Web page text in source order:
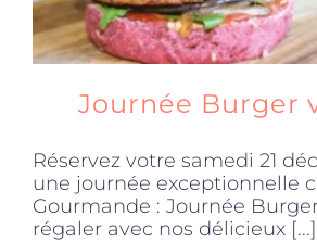
Journée Burger
Réservez votre samedi 21
une journée exceptionnelle
Gourmande : Journée
régaler avec nos délicieux [...]